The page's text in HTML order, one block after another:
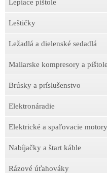
Lepiace pištole
Leštičky
Ležadlá a dielenské sedadlá
Maliarske kompresory a pištole
Brúsky a príslušenstvo
Elektronáradie
Elektrické a spaľovacie motory
Nabíjačky a štart káble
Rázové úťahováky